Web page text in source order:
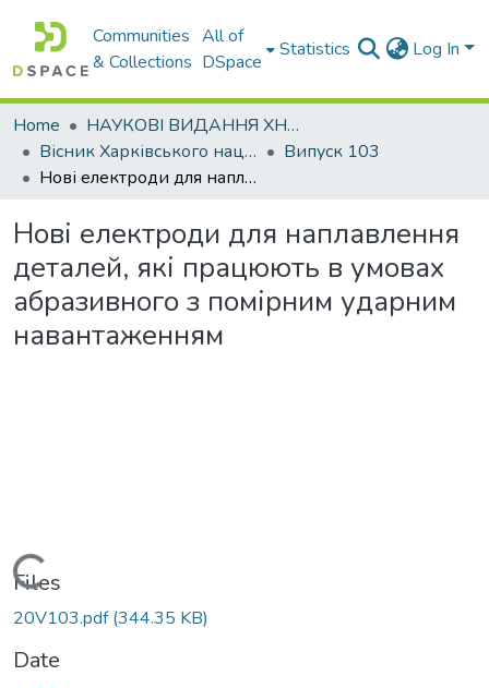
Communities
& Collections
All of
DSpace
Statistics Log In
Home
НАУКОВІ ВИДАННЯ ХНАДУ
Вісник Харківського національного автомобільно-дорожнього університету / Вестник Харьковского национального автомобильно-дорожного университета
Випуск 103
Нові електроди для наплавлення деталей, які працюють в умовах абразивного з помірним ударним навантаженням
Нові електроди для наплавлення
деталей, які працюють в умовах
абразивного з помірним ударним
навантаженням
Loading...
Files
20V103.pdf(344.35 KB)
Date